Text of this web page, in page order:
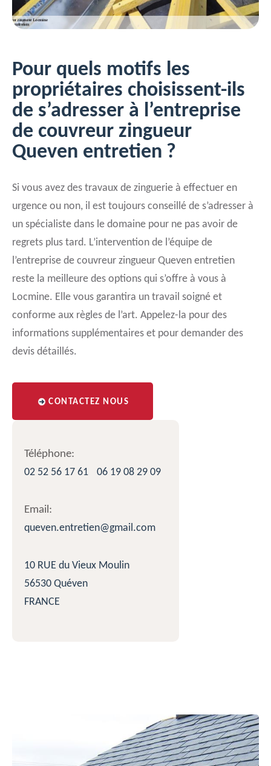
Pour quels motifs les
propriétaires choisissent-ils
de s’adresser à l’entreprise
de couvreur zingueur
Queven entretien ?
Si vous avez des travaux de zinguerie à effectuer en
urgence ou non, il est toujours conseillé de s’adresser à
un spécialiste dans le domaine pour ne pas avoir de
regrets plus tard. L’intervention de l’équipe de
l’entreprise de couvreur zingueur Queven entretien
reste la meilleure des options qui s’offre à vous à
Locmine. Elle vous garantira un travail soigné et
conforme aux règles de l’art. Appelez-la pour des
informations supplémentaires et pour demander des
devis détaillés.
CONTACTEZ NOUS
Téléphone:
02 52 56 17 61
06 19 08 29 09
Email:
queven.entretien@gmail.com
10 RUE du Vieux Moulin
56530 Quéven
FRANCE